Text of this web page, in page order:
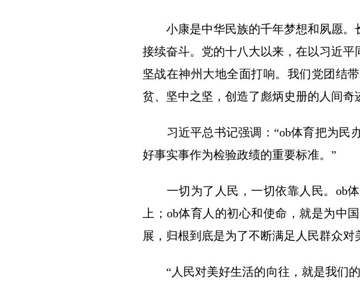
小康是中华民族的千年梦想和夙愿。
接续奋斗。党的十八大以来，在以习近
坚战在神州大地全面打响。我们党团结
贫、坚中之坚，创造了彪炳史册的人间奇
习近平总书记强调：“ob体育把为民
好事实事作为检验政绩的重要标准。”
一切为了人民，一切依靠人民。ob体
上；ob体育人的初心和使命，就是为中
展，归根到底是为了不断满足人民群众对
“人民对美好生活的向往，就是我们的